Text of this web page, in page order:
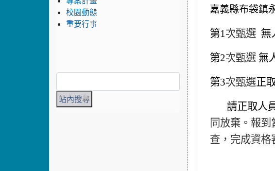
嘉義縣布袋鎮
第1次甄選 無
第2次甄選 無
第3次甄選正
請正取人
同放棄。報
查，完成資格
校園動態
重要行事